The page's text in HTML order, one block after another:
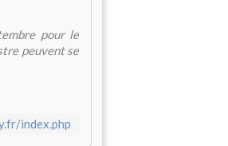
pour le
peuvent se
index.php